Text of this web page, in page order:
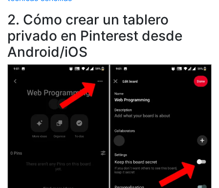
2. Cómo crear un tablero
privado en Pinterest desde
Android/iOS